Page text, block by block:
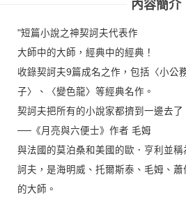
內容簡介
"短篇小說之神契訶夫代表作
大師中的大師，經典中的經典！
收錄契訶夫9篇成名之作，包括〈小公
子〉、〈變色龍〉等經典名作。
契訶夫把所有的小說家都擠到一邊去了
──《月亮與六便士》作者 毛姆
與法國的莫泊桑和美國的歐．亨利並
訶夫，是海明威、托爾斯泰、毛姆、
的大師。